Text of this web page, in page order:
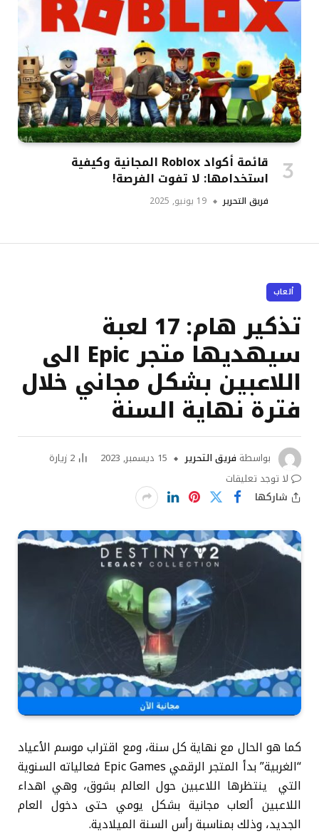
قائمة أكواد Roblox المجانية وكيفية
استخدامها: لا تفوت الفرصة!
فريق التحرير 19 يونيو, 2025
ألعاب
تذكير هام: 17 لعبة
سيهديها متجر Epic الى
اللاعبين بشكل مجاني خلال
فترة نهاية السنة
بواسطة فريق التحرير 15 ديسمبر, 2023 2 زيارة
لا توجد تعليقات
شاركها
كما هو الحال مع نهاية كل سنة، ومع اقتراب موسم الأعياد
“الغربية” بدأ المتجر الرقمي Epic Games فعالياته السنوية
التي ينتظرها اللاعبين حول العالم بشوق، وهي اهداء
اللاعبين ألعاب مجانية بشكل يومي حتى دخول العام
الجديد، وذلك بمناسبة رأس السنة الميلادية.